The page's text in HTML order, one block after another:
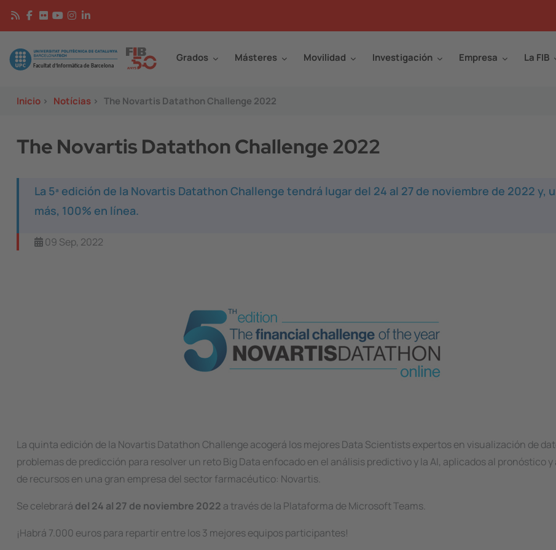
Pasar al contenido principal
Image Grados Másteres Movilidad Investigación Empresa La FIB
Inicio > Notícias > The Novartis Datathon Challenge 2022
The Novartis Datathon Challenge 2022
La 5ª edición de la Novartis Datathon Challenge tendrá lugar del 24 al 27 de noviembre de 2022 y,
más, 100% en línea.
09 Sep, 2022
La quinta edición de la Novartis Datathon Challenge acogerá los mejores Data Scientists expertos en visualización de
problemas de predicción para resolver un reto Big Data enfocado en el análisis predictivo y la AI, aplicados al pronóstico
de recursos en una gran empresa del sector farmacéutico: Novartis.
Se celebrará del 24 al 27 de noviembre 2022 a través de la Plataforma de Microsoft Teams.
¡Habrá 7.000 euros para repartir entre los 3 mejores equipos participantes!